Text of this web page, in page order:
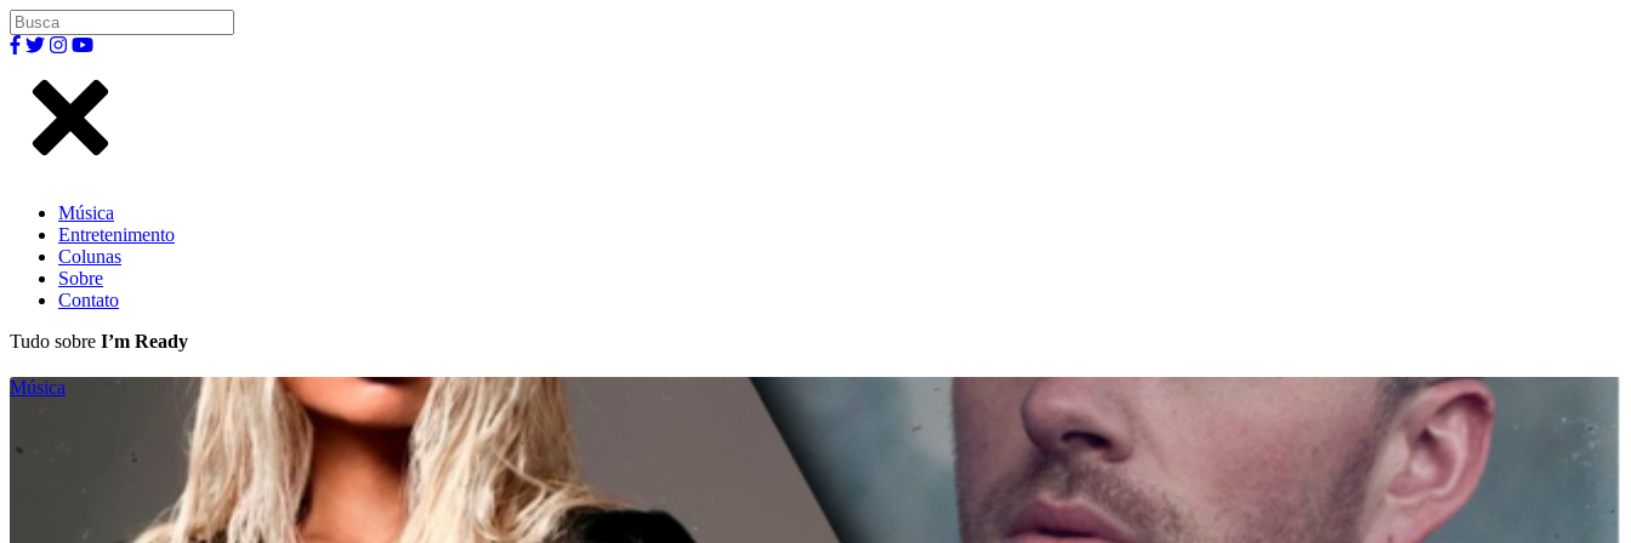
Música
Entretenimento
Colunas
Sobre
Contato
Tudo sobre I’m Ready
Música